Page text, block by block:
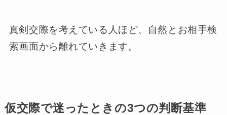
真剣交際を考えている人ほど、自然とお相手検
索画面から離れていきます。
仮交際で迷ったときの3つの判断基準